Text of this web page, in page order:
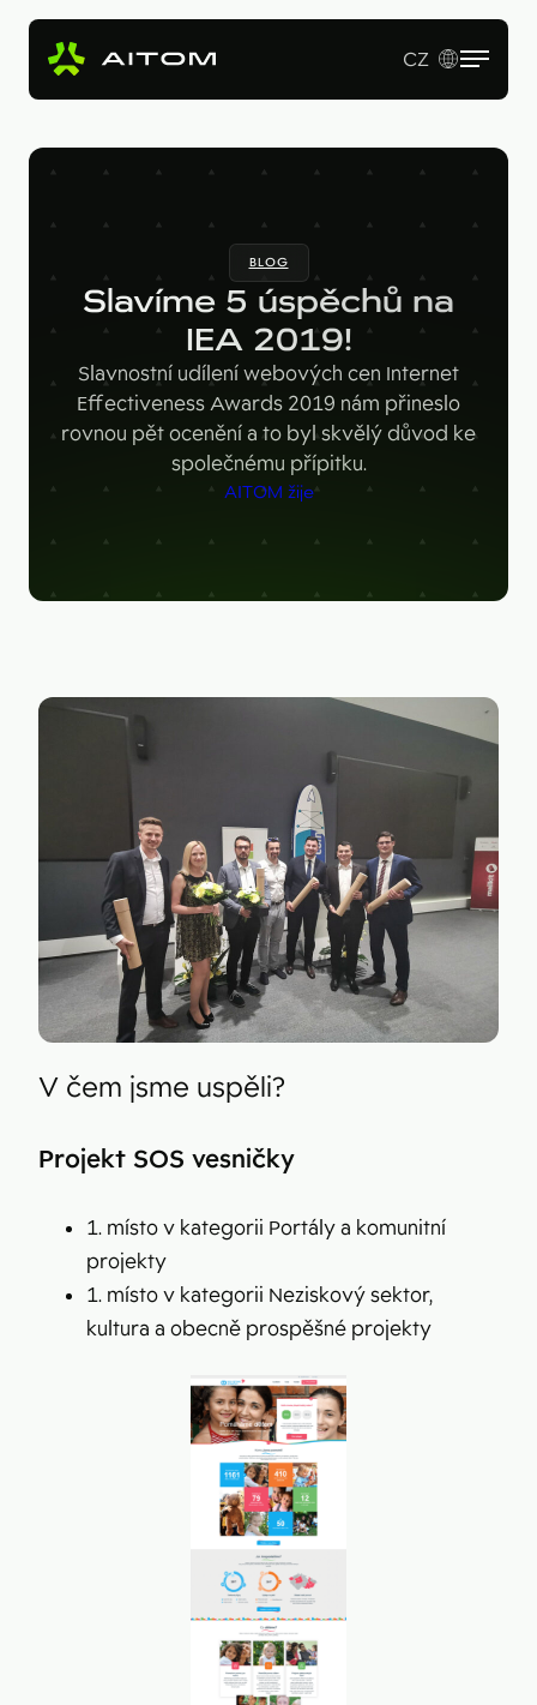
Vstupní studie
Tvorba webu a online aplikací
B2B marketing
AI Copy & SEO Booster
Soutěžní portál
Kariérní web
Pro koho
B2B firmy
Velké značky
Startupy
Technologie
Hotjar
Ahrefs
Google Looker Studio
SimilarWeb
Pipedrive
Naše práce
O nás
Blog
EN
CZ
BLOG
Slavíme 5 úspěchů na
IEA 2019!
Slavnostní udílení webových cen Internet
Effectiveness Awards 2019 nám přineslo
rovnou pět ocenění a to byl skvělý důvod ke
společnému přípitku.
AITOM žije
V čem jsme uspěli?
Projekt SOS vesničky
1. místo v kategorii Portály a komunitní
projekty
1. místo v kategorii Neziskový sektor,
kultura a obecně prospěšné projekty